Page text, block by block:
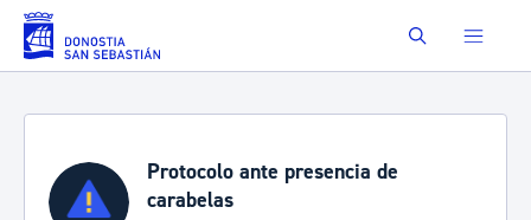
Saltar al contenido principal Buscar
Protocolo ante presencia de
carabelas